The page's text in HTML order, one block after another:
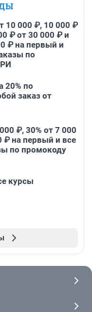
10 000 ₽, 10 000 ₽
₽ от 30 000 ₽ и
₽ на первый и
по
20% по
заказ от
₽, 30% от 7 000
₽ на первый и все
по промокоду
курсы